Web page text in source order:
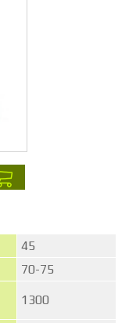
45
70-75
1300